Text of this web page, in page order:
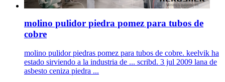
molino pulidor piedra pomez para tubos de
cobre
molino pulidor piedras pomez para tubos de cobre. keelvik ha
estado sirviendo a la industria de ... scribd. 3 jul 2009 lana de
asbesto ceniza piedra ...